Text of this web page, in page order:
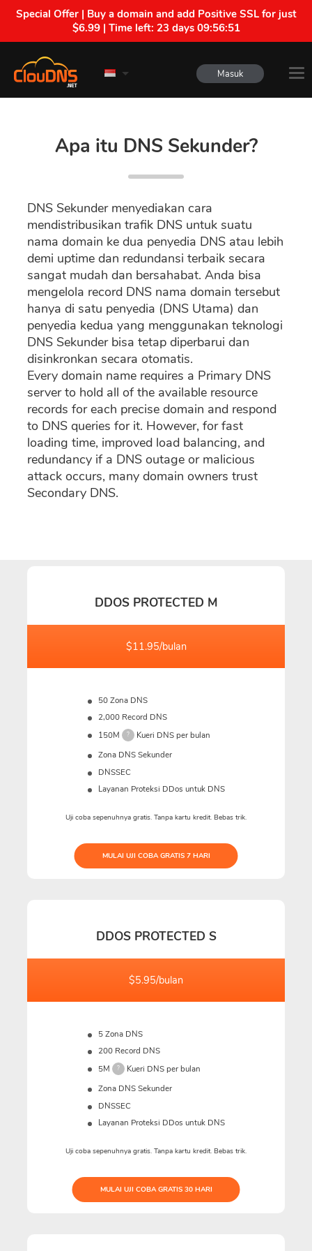
Special Offer | Buy a domain and add Positive SSL for just
$6.99 | Time left: 23 days 09:56:50
Masuk
Apa itu DNS Sekunder?
DNS Sekunder menyediakan cara
mendistribusikan trafik DNS untuk suatu
nama domain ke dua penyedia DNS atau lebih
demi uptime dan redundansi terbaik secara
sangat mudah dan bersahabat. Anda bisa
mengelola record DNS nama domain tersebut
hanya di satu penyedia (DNS Utama) dan
penyedia kedua yang menggunakan teknologi
DNS Sekunder bisa tetap diperbarui dan
disinkronkan secara otomatis.
Every domain name requires a Primary DNS
server to hold all of the available resource
records for each precise domain and respond
to DNS queries for it. However, for fast
loading time, improved load balancing, and
redundancy if a DNS outage or malicious
attack occurs, many domain owners trust
Secondary DNS.
DDOS PROTECTED M
$11.95/bulan
50 Zona DNS
2,000 Record DNS
150M
?
Kueri DNS per bulan
Zona DNS Sekunder
DNSSEC
Layanan Proteksi DDos untuk DNS
Uji coba sepenuhnya gratis. Tanpa kartu kredit. Bebas trik.
MULAI UJI COBA GRATIS 7 HARI
DDOS PROTECTED S
$5.95/bulan
5 Zona DNS
200 Record DNS
5M
?
Kueri DNS per bulan
Zona DNS Sekunder
DNSSEC
Layanan Proteksi DDos untuk DNS
Uji coba sepenuhnya gratis. Tanpa kartu kredit. Bebas trik.
MULAI UJI COBA GRATIS 30 HARI